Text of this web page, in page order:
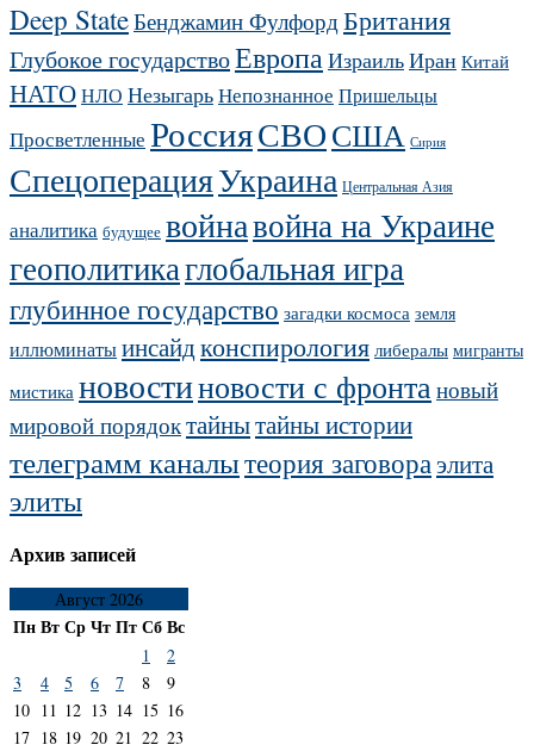
Deep StateБенджамин ФулфордБритания
Глубокое государствоЕвропаИзраильИран Китай
НАТОНЛО НезыгарьНепознанное Пришельцы
Просветленные РоссияСВОСША Сирия
СпецоперацияУкраина Центральная Азия
аналитика будущее войнавойна на Украине
геополитикаглобальная игра
глубинное государство загадки космоса земля
иллюминатыинсайдконспирология либералы мигранты
мистика новостиновости с фронтановый
мировой порядоктайнытайны истории
телеграмм каналытеория заговораэлита
элиты
Архив записей
Август 2026
ПнВтСрЧтПтСбВс
1
2
3
4 5 6 7 8
9
10 11 12 13 14 15 16
17 18 19 20 21 22 23